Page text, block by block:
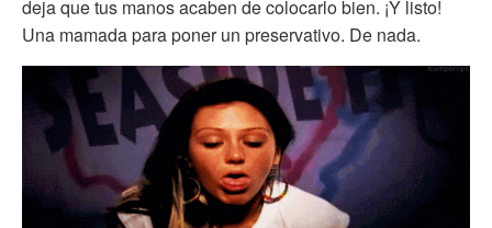
deja que tus manos acaben de colocarlo bien. ¡Y listo!
Una mamada para poner un preservativo. De nada.